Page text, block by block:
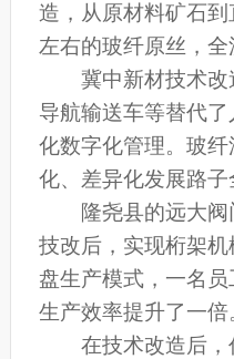
造，从原材料矿石
左右的玻纤原丝，全
冀中新材技术
导航输送车等替代
化数字化管理。玻
化、差异化发展路子
隆尧县的远大
技改后，实现桁架
盘生产模式，一名员
生产效率提升了一倍
在技术改造后